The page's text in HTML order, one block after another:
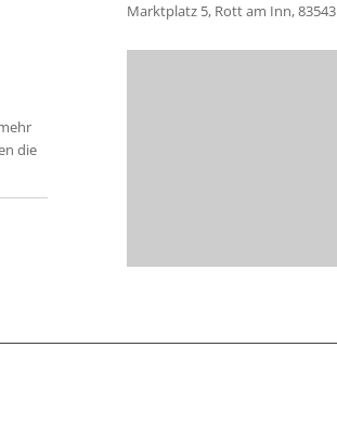
die
Marktplatz 5, Rott am Inn, 83543